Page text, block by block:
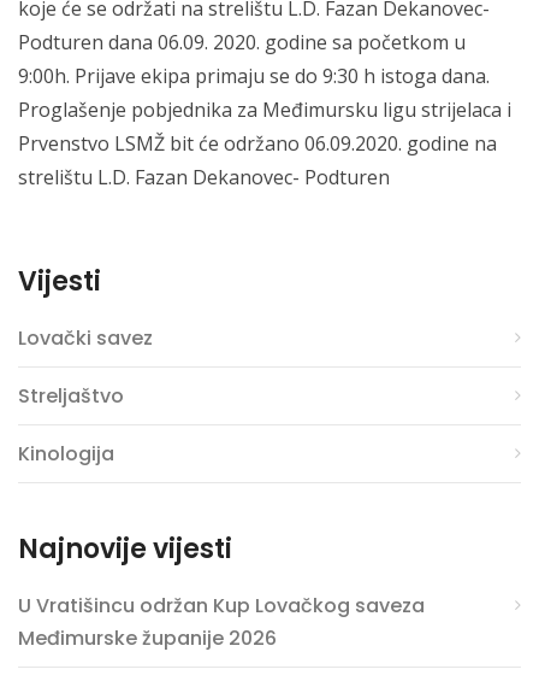
koje će se održati na strelištu L.D. Fazan Dekanovec-
Podturen dana 06.09. 2020. godine sa početkom u
9:00h. Prijave ekipa primaju se do 9:30 h istoga dana.
Proglašenje pobjednika za Međimursku ligu strijelaca i
Prvenstvo LSMŽ bit će održano 06.09.2020. godine na
strelištu L.D. Fazan Dekanovec- Podturen
Vijesti
Lovački savez
Streljaštvo
Kinologija
Najnovije vijesti
U Vratišincu održan Kup Lovačkog saveza
Međimurske županije 2026